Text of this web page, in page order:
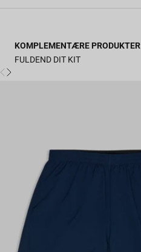
KOMPLEMENTÆRE PRODUKTER
FULDEND DIT KIT